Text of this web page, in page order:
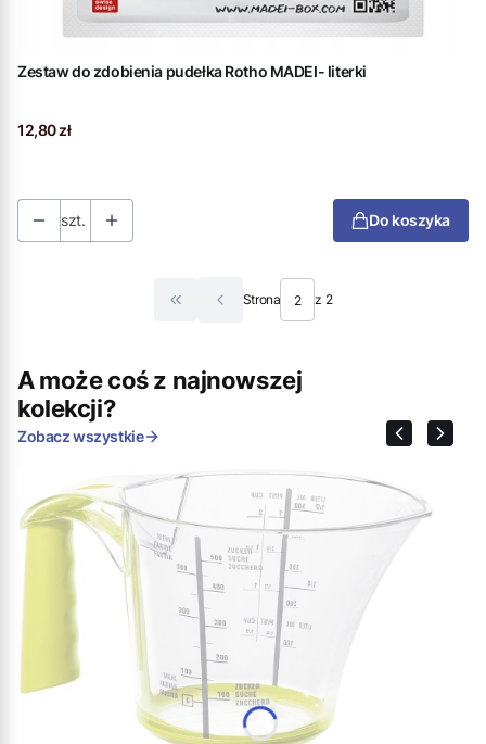
Zestaw do zdobienia pudełka Rotho MADEI- literki
Cena
12,80 zł
szt. Do koszyka
Wróć do pierwszej strony z produktami
Strona z 2
A może coś z najnowszej
kolekcji?
Zobacz wszystkie